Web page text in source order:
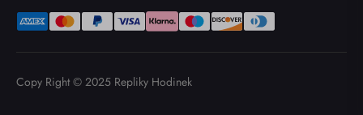
Copy Right © 2025 Repliky Hodinek